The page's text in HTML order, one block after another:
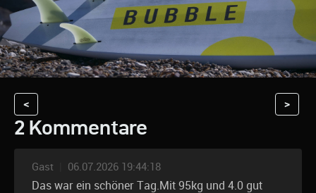
< >
2 Kommentare
Gast 06.07.2026 19:44:18
Das war ein schöner Tag.Mit 95kg und 4.0 gut